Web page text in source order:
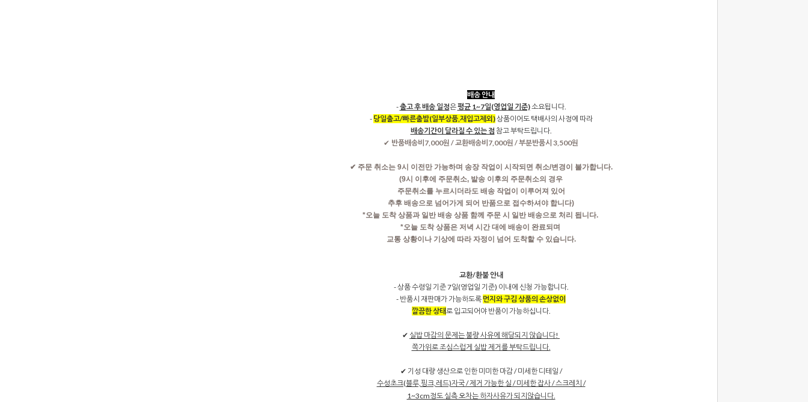
배송 안내
-출고 후 배송 일정은평균 1~7일(영업일 기준)소요됩니다.
- 당일출고/빠른출발(일부상품,재입고제외)상품이어도 택배사의 사정에 따라
배송기간이 달라질 수 있는 점 참고 부탁드립니다.
✔ 반품배송비7,000원 / 교환배송비7,000원 / 부분반품시 3,500원
✔ 주문 취소는 9시 이전만 가능하며 송장 작업이 시작되면 취소/변경이 불가합니다.
(9시 이후에 주문취소, 발송 이후의 주문취소의 경우
주문취소를 누르시더라도 배송 작업이 이루어져 있어
추후 배송으로 넘어가게 되어 반품으로 접수하셔야 합니다)
*오늘 도착 상품과 일반 배송 상품 함께 주문 시 일반 배송으로 처리 됩니다.
*오늘 도착 상품은 저녁 시간 대에 배송이 완료되며
교통 상황이나 기상에 따라 자정이 넘어 도착할 수 있습니다.
교환/환불 안내
- 상품 수령일 기준 7일(영업일 기준) 이내에 신청 가능합니다.
- 반품시 재판매가 가능하도록 먼지와 구김 상품의 손상없이
깔끔한 상태로 입고되어야 반품이 가능하십니다.
✔ 실밥 마감의 문제는 불량 사유에 해당되지 않습니다!
쪽가위로 조심스럽게 실밥 제거를 부탁드립니다.
✔ 기성 대량 생산으로 인한 미미한 마감 / 미세한 디테일 /
수성초크(블루,핑크,레드)자국 / 제거 가능한 실 / 미세한 잡사 / 스크레치 /
1~3cm정도 실측 오차는 하자사유가 되지않습니다.